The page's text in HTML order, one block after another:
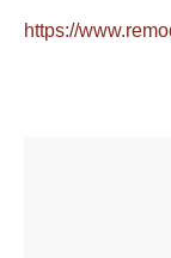
https://